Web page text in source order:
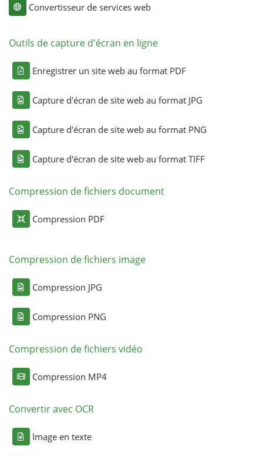
Convertisseur de services web
Outils de capture d'écran en ligne
Enregistrer un site web au format PDF
Capture d'écran de site web au format JPG
Capture d'écran de site web au format PNG
Capture d'écran de site web au format TIFF
Compression de fichiers document
Compression PDF
Compression de fichiers image
Compression JPG
Compression PNG
Compression de fichiers vidéo
Compression MP4
Convertir avec OCR
Image en texte